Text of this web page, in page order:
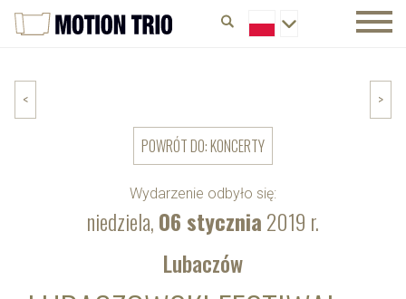
Wydarzenie odbyło się:
niedziela,06 stycznia2019 r.
< >
POWRÓT DO: KONCERTY
Lubaczów